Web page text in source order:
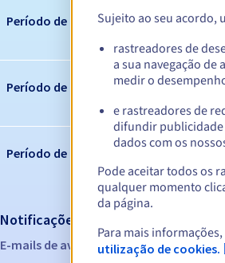
Período de registo
Período de renovação
Período de redenção
Notificações automáticas:
E-mails de aviso: 60, 30, 15, 7 e 3 dias
Sujeito ao seu acordo,
rastreadores de
a sua navegação
medir o
e rastreadores de
difundir publicidade
dados com os
Pode aceitar todos os
qualquer momento
da página.
Para mais
utilização de cookies.